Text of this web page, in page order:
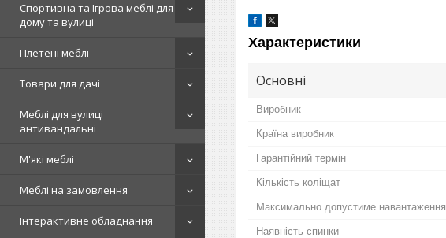
Спортивна та Ігрова меблі для
дому та вулиці
Плетені меблі
Товари для дачі
Меблі для вулиці
антивандальні
М'які меблі
Меблі на замовлення
Інтерактивне обладнання
Характеристики
Основні
Виробник
Країна виробник
Гарантійний термін
Кількість коліщат
Максимально допустиме навантаження
Наявність спинки